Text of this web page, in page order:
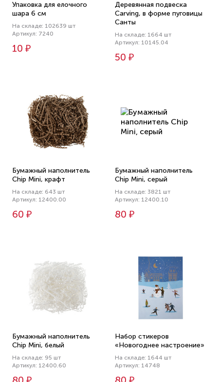
Упаковка для елочного
шара 6 см
На складе: 102639 шт
Артикул: 7240
10 ₽
Деревянная подвеска
Carving, в форме пуговицы
Санты
На складе: 1664 шт
Артикул: 10145.04
50 ₽
Бумажный наполнитель
Chip Mini, крафт
На складе: 643 шт
Артикул: 12400.00
60 ₽
Бумажный наполнитель
Chip Mini, серый
На складе: 3821 шт
Артикул: 12400.10
80 ₽
Бумажный наполнитель
Chip Mini, белый
На складе: 95 шт
Артикул: 12400.60
Набор стикеров
«Новогоднее настроение»
На складе: 1644 шт
Артикул: 14748